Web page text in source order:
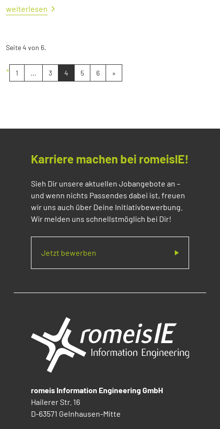
weiterlesen
Seite 4 von 6.
« 1 ... 3 4 5 6 »
Karriere machen bei romeisIE!
Sieh Dir unsere aktuellen Jobangebote an –
und wenn nichts Passendes dabei ist, freuen
wir uns auch über Deine Initiativbewerbung.
Wir melden uns schnellstmöglich bei Dir!
Jetzt bewerben
romeis Information Engineering GmbH
Hailerer Str. 16
D-63571 Gelnhausen-Mitte